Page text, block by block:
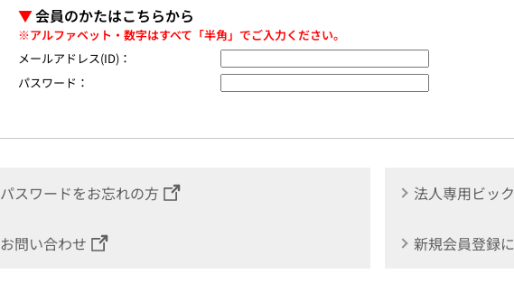
▼会員のかたはこちらから
※アルファベット・数字はすべて「半角」でご入力ください。
メールアドレス(ID)：
パスワード：
パスワードをお忘れの方 法人専用ビッ
お問い合わせ 新規会員登録